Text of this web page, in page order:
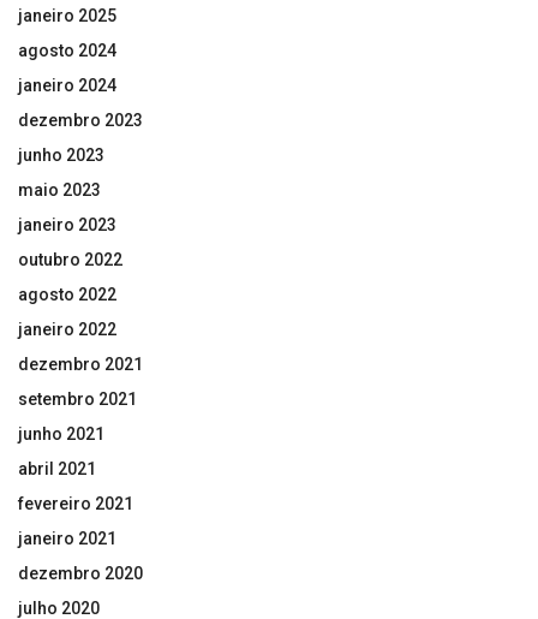
janeiro 2025
agosto 2024
janeiro 2024
dezembro 2023
junho 2023
maio 2023
janeiro 2023
outubro 2022
agosto 2022
janeiro 2022
dezembro 2021
setembro 2021
junho 2021
abril 2021
fevereiro 2021
janeiro 2021
dezembro 2020
julho 2020